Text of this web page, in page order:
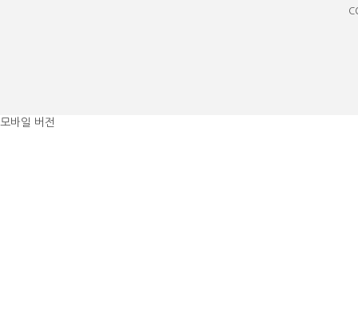
모바일 버전